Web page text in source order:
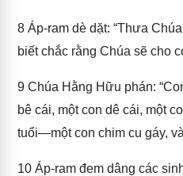
8 Áp-ram dè dặt: “Thưa
biết chắc rằng Chúa sẽ cho
9 Chúa Hằng Hữu phán:
bê cái, một con dê cái, một
tuổi—một con chim cu gáy,
10 Áp-ram đem dâng các